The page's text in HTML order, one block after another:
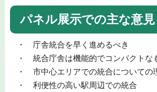
パネル展示での主な意見
・ 庁舎統合を早く進めるべき
・ 統合庁舎は機能的でコンパクトな
・ 市中心エリアでの統合についての
・ 利便性の高い駅周辺での統合